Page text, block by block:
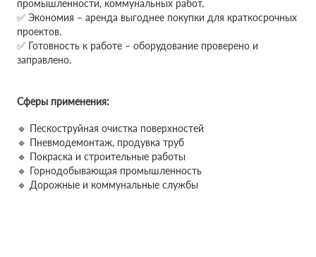
промышленности, коммунальных работ.
✅ Экономия – аренда выгоднее покупки для краткосрочных
проектов.
✅ Готовность к работе – оборудование проверено и
заправлено.
Сферы применения:
🔹 Пескоструйная очистка поверхностей
🔹 Пневмодемонтаж, продувка труб
🔹 Покраска и строительные работы
🔹 Горнодобывающая промышленность
🔹 Дорожные и коммунальные службы